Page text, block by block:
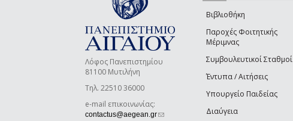
Λόφος Πανεπιστημίου
81100 Μυτιλήνη
Τηλ. 22510 36000
e-mail επικοινωνίας:
contactus@aegean.gr(link sends e-mail)
Βιβλιοθήκη
Παροχές Φοιτητικής
Μέριμνας
Συμβουλευτικοί Σταθμοί
Έντυπα / Αιτήσεις
Υπουργείο Παιδείας
Διαύγεια